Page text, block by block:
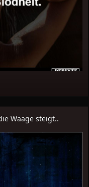
Waage steigt..